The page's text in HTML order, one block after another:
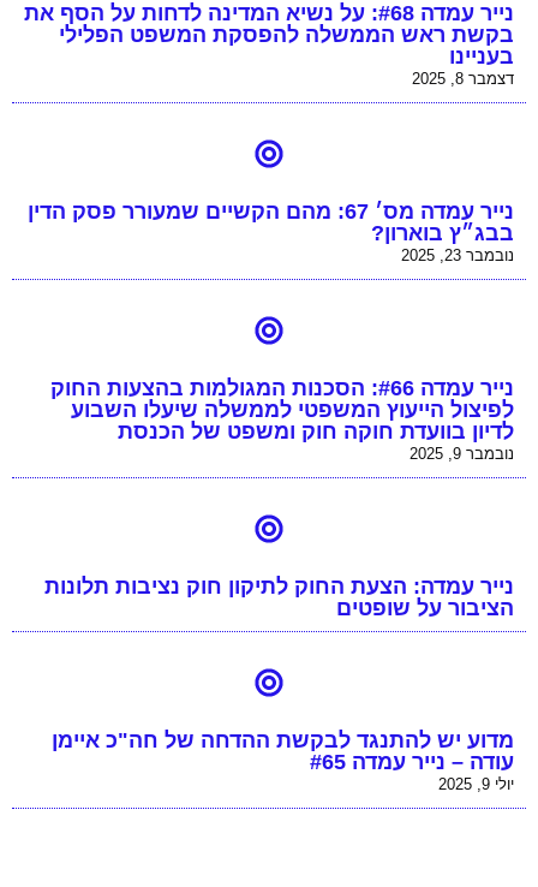
נייר עמדה #68: על נשיא המדינה לדחות על הסף את
בקשת ראש הממשלה להפסקת המשפט הפלילי
בעניינו
דצמבר 8, 2025
נייר עמדה מס׳ 67: מהם הקשיים שמעורר פסק הדין
בבג״ץ בוארון?
נובמבר 23, 2025
נייר עמדה #66: הסכנות המגולמות בהצעות החוק
לפיצול הייעוץ המשפטי לממשלה שיעלו השבוע
לדיון בוועדת חוקה חוק ומשפט של הכנסת
נובמבר 9, 2025
נייר עמדה: הצעת החוק לתיקון חוק נציבות תלונות
הציבור על שופטים
מדוע יש להתנגד לבקשת ההדחה של חה"כ איימן
עודה – נייר עמדה #65
יולי 9, 2025